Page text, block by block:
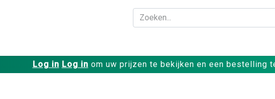
Log in Log in om uw prijzen te bekijken en een bestelling